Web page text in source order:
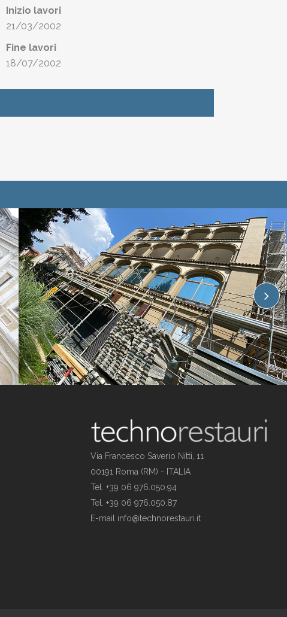
Inizio lavori
21/03/2002
Fine lavori
18/07/2002
Via Francesco Saverio Nitti, 11
00191 Roma (RM) - ITALIA
Tel. +39 06 976.050.94
Tel. +39 06 976.050.87
E-mail info@technorestauri.it